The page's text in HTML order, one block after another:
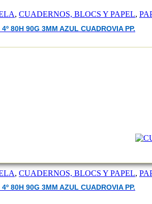
, CUADERNOS, BLOCS Y PAPEL,
80H 90G 3MM AZUL CUADROVIA PP.
, CUADERNOS, BLOCS Y PAPEL,
80H 90G 3MM AZUL CUADROVIA PP.